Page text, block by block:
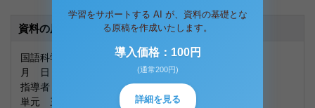
資料の原本内容
国語科学習指導略案
月 日（ ） 限
指導者
単元 三年とうげ
学習をサポートする AI が、資料の基礎とな
る原稿を作成いたします。
導入価格：100円
(通常200円)
詳細を見る